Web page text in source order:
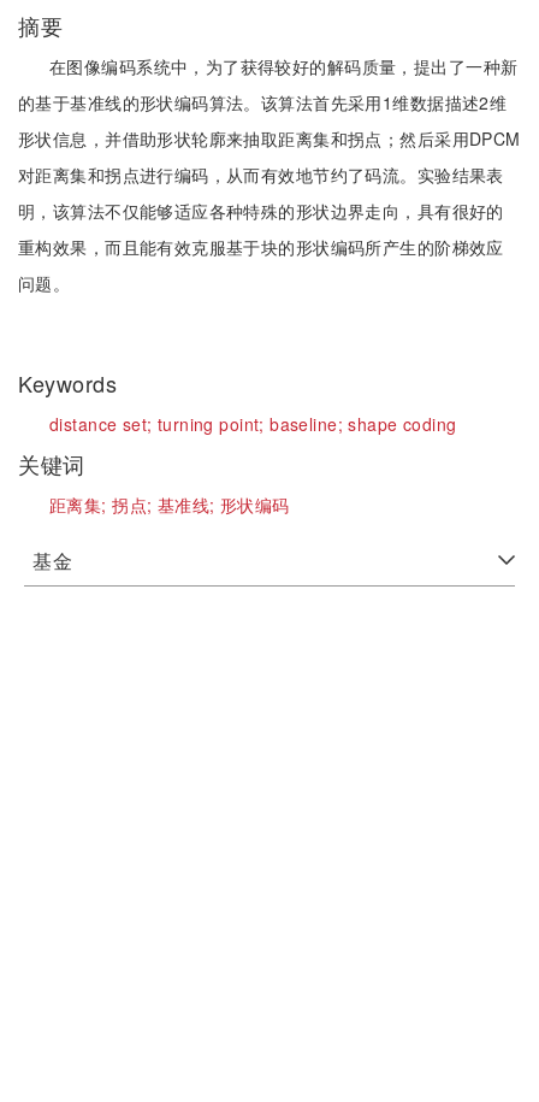
摘要
在图像编码系统中，为了获得较好的解码质量，提出了一种新
的基于基准线的形状编码算法。该算法首先采用1维数据描述2维
形状信息，并借助形状轮廓来抽取距离集和拐点；然后采用DPCM
对距离集和拐点进行编码，从而有效地节约了码流。实验结果表
明，该算法不仅能够适应各种特殊的形状边界走向，具有很好的
重构效果，而且能有效克服基于块的形状编码所产生的阶梯效应
问题。
Keywords
distance set; turning point;baseline;shape coding
关键词
距离集;拐点; 基准线; 形状编码
基金